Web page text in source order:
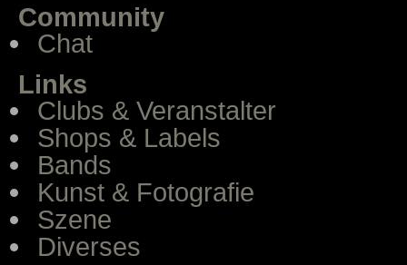
Community
Chat
Links
Clubs & Veranstalter
Shops & Labels
Bands
Kunst & Fotografie
Szene
Diverses